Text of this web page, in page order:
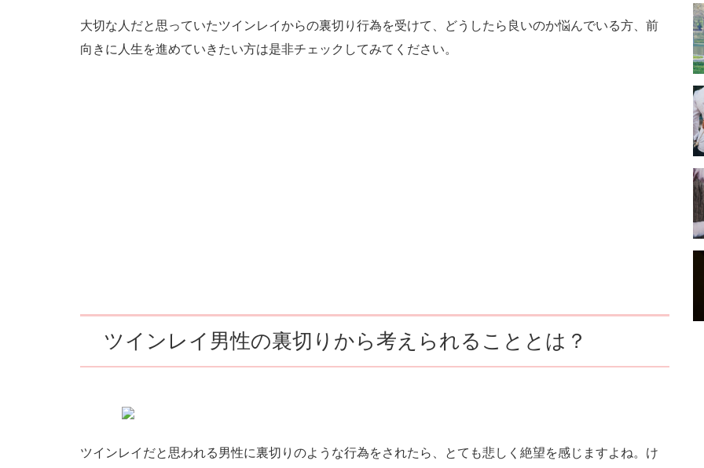
大切な人だと思っていたツインレイからの裏切り行為を受けて、どうしたら良いのか悩んでいる方、前
向きに人生を進めていきたい方は是非チェックしてみてください。
ツインレイ男性の裏切りから考えられることとは？
ツインレイだと思われる男性に裏切りのような行為をされたら、とても悲しく絶望を感じますよね。け